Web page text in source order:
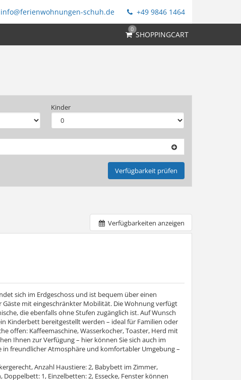
info@ferienwohnungen-schuh.de +49 9846 1464
0
SHOPPINGCART
Kinder
Verfügbarkeit prüfen
Verfügbarkeiten anzeigen
sich im Erdgeschoss und ist bequem über einen
mit eingeschränkter Mobilität. Die Wohnung verfügt
die ebenfalls ohne Stufen zugänglich ist. Auf Wunsch
Kinderbett bereitgestellt werden – ideal für Familien oder
offen: Kaffeemaschine, Wasserkocher, Toaster, Herd mit
Ihnen zur Verfügung – hier können Sie sich auch im
in freundlicher Atmosphäre und komfortabler Umgebung –
Anzahl Haustiere: 2, Babybett im Zimmer,
1, Einzelbetten: 2, Essecke, Fenster können